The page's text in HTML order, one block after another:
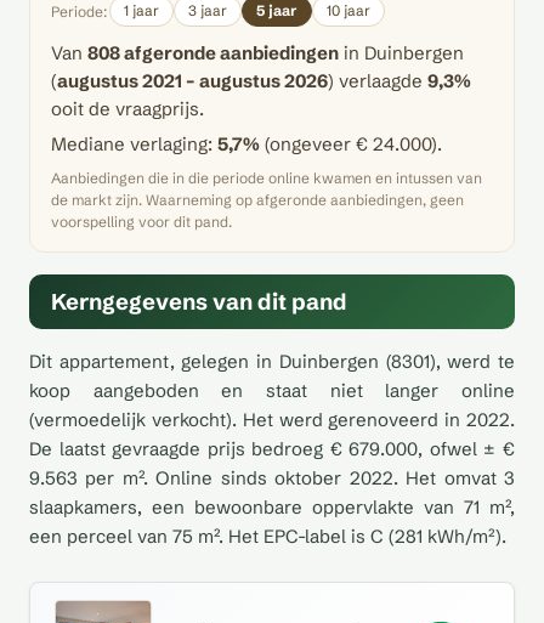
Periode: 1 jaar 3 jaar 5 jaar 10 jaar
Van 808 afgeronde aanbiedingen in Duinbergen
(augustus 2021 – augustus 2026) verlaagde 9,3%
ooit de vraagprijs.
Mediane verlaging: 5,7% (ongeveer € 24.000).
Aanbiedingen die in die periode online kwamen en intussen van
de markt zijn. Waarneming op afgeronde aanbiedingen, geen
voorspelling voor dit pand.
Kerngegevens van dit pand
Dit appartement, gelegen in Duinbergen (8301), werd te
koop aangeboden en staat niet langer online
(vermoedelijk verkocht). Het werd gerenoveerd in 2022.
De laatst gevraagde prijs bedroeg € 679.000, ofwel ± €
9.563 per m². Online sinds oktober 2022. Het omvat 3
slaapkamers, een bewoonbare oppervlakte van 71 m²,
een perceel van 75 m². Het EPC-label is C (281 kWh/m²).